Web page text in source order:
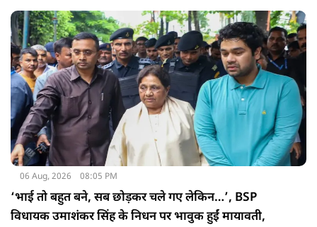
06 Aug, 2026 08:05 PM
‘भाई तो बहुत बने, सब छोड़कर चले गए लेकिन…’, BSP
विधायक उमाशंकर सिंह के निधन पर भावुक हुईं मायावती,